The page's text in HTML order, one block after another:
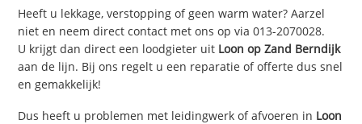
Heeft u lekkage, verstopping of geen warm water? Aarzel
niet en neem direct contact met ons op via 013-2070028.
U krijgt dan direct een loodgieter uit Loon op Zand Berndijk
aan de lijn. Bij ons regelt u een reparatie of offerte dus snel
en gemakkelijk!
Dus heeft u problemen met leidingwerk of afvoeren in Loon